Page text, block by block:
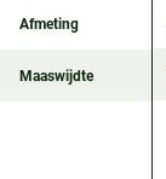
Afmeting
Maaswijdte